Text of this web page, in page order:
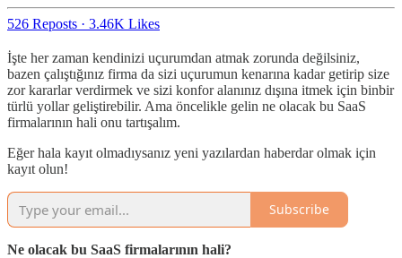
526 Reposts · 3.46K Likes
İşte her zaman kendinizi uçurumdan atmak zorunda değilsiniz,
bazen çalıştığınız firma da sizi uçurumun kenarına kadar getirip size
zor kararlar verdirmek ve sizi konfor alanınız dışına itmek için binbir
türlü yollar geliştirebilir. Ama öncelikle gelin ne olacak bu SaaS
firmalarının hali onu tartışalım.
Eğer hala kayıt olmadıysanız yeni yazılardan haberdar olmak için
kayıt olun!
Subscribe
Ne olacak bu SaaS firmalarının hali?